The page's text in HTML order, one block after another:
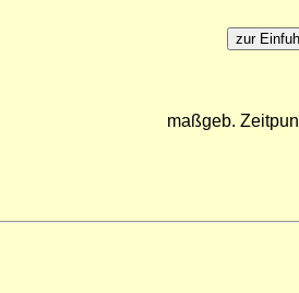
maßgeb.